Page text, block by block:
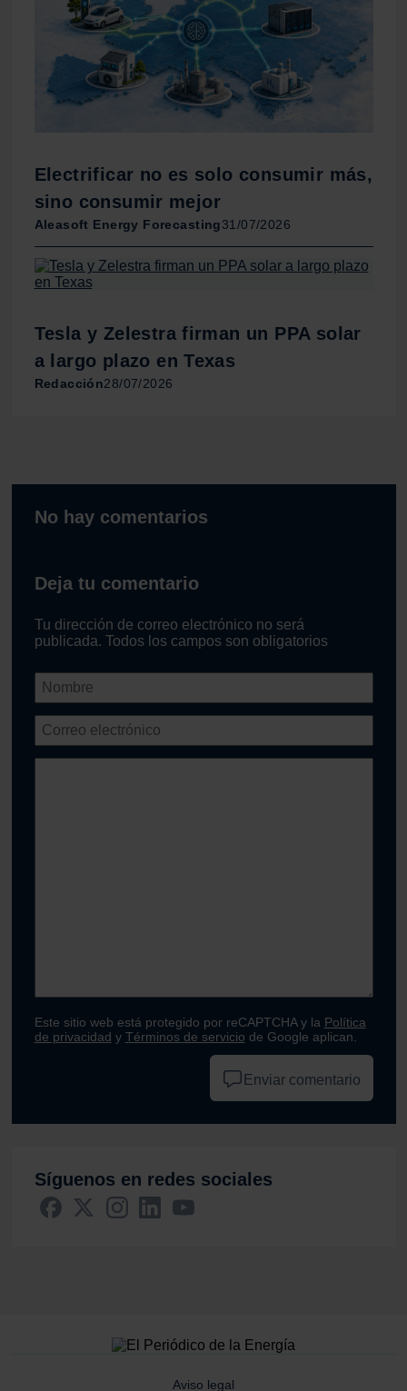
Electrificar no es solo consumir más,
sino consumir mejor
Aleasoft Energy Forecasting31/07/2026
Tesla y Zelestra firman un PPA solar
a largo plazo en Texas
Redacción28/07/2026
No hay comentarios
Deja tu comentario
Tu dirección de correo electrónico no será
publicada. Todos los campos son obligatorios
Este sitio web está protegido por reCAPTCHA y la Política
de privacidad y Términos de servicio de Google aplican.
Enviar comentario
Síguenos en redes sociales
Aviso legal